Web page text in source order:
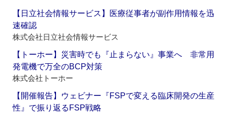
【日立社会情報サービス】医療従事者が副作用情報を迅
速確認
株式会社日立社会情報サービス
【トーホー】災害時でも『止まらない』事業へ 非常用
発電機で万全のBCP対策
株式会社トーホー
【開催報告】ウェビナー『FSPで変える臨床開発の生産
性』で振り返るFSP戦略